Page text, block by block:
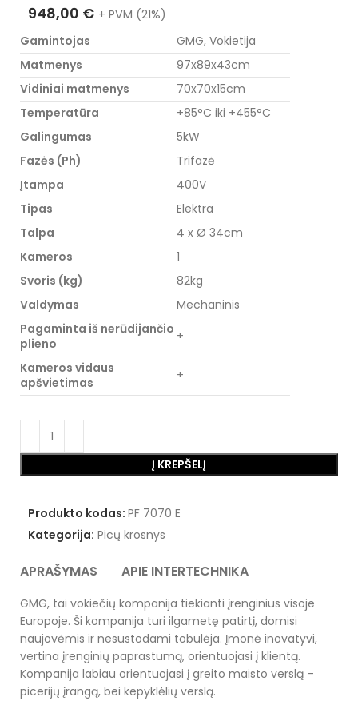
948,00 € + PVM (21%)
Gamintojas
GMG, Vokietija
Matmenys
97x89x43cm
Vidiniai matmenys
70x70x15cm
Temperatūra
+85°C iki +455°C
Galingumas
5kW
Fazės (Ph)
Trifazė
Įtampa
400V
Tipas
Elektra
Talpa
4 x Ø 34cm
Kameros
1
Svoris (kg)
82kg
Valdymas
Mechaninis
Pagaminta iš nerūdijančio
plieno
+
Kameros vidaus
apšvietimas
+
Į KREPŠELĮ
Produkto kodas: PF 7070 E
Kategorija: Picų krosnys
APRAŠYMAS APIE INTERTECHNIKA
GMG, tai vokiečių kompanija tiekianti įrenginius visoje
Europoje. Ši kompanija turi ilgametę patirtį, domisi
naujovėmis ir nesustodami tobulėja. Įmonė inovatyvi,
vertina įrenginių paprastumą, orientuojasi į klientą.
Kompanija labiau orientuojasi į greito maisto verslą –
picerijų įrangą, bei kepyklėlių verslą.